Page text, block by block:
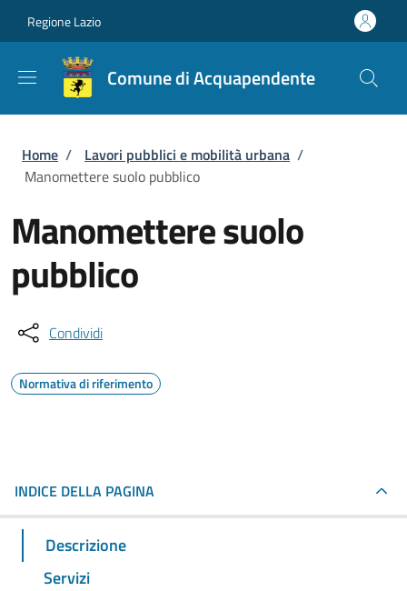
Regione Lazio
Comune di Acquapendente
Briciole di pane
Home / Lavori pubblici e mobilità urbana /
Manomettere suolo pubblico
Manomettere suolo
pubblico
Condividi
Normativa di riferimento
INDICE DELLA PAGINA
Descrizione
Servizi